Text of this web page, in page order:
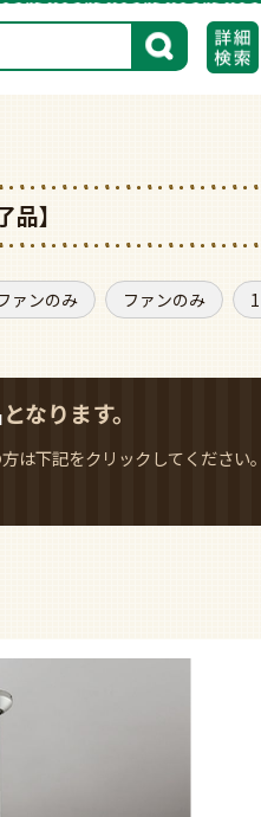
検索
】
ァンのみ ファンのみ
となります。
は下記をクリックしてください